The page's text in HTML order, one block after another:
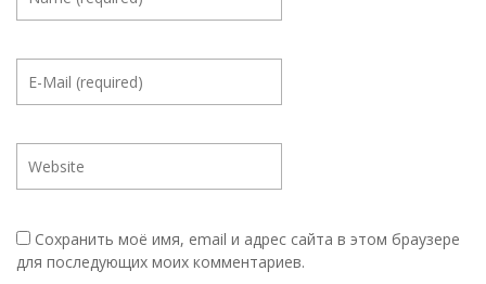
Сохранить моё имя, email и адрес сайта в этом браузере
для последующих моих комментариев.